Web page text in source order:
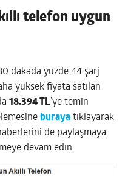
telefon uygun
dakada yüzde 44 şarj
yüksek fiyata satılan
18.394 TL’ye temin
buraya tıklayarak
de paylaşmaya
devam edin.